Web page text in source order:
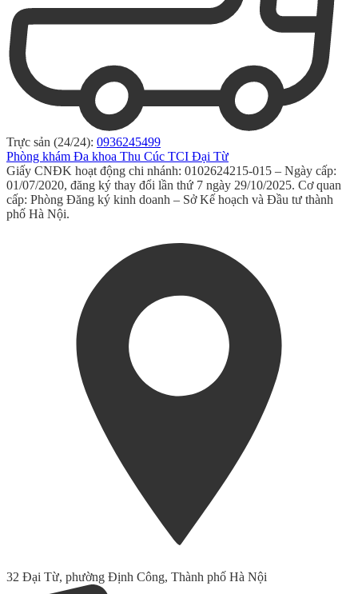
Trực sản (24/24): 0936245499
Phòng khám Đa khoa Thu Cúc TCI Đại Từ
Giấy CNĐK hoạt động chi nhánh: 0102624215-015 – Ngày cấp:
01/07/2020, đăng ký thay đổi lần thứ 7 ngày 29/10/2025. Cơ quan
cấp: Phòng Đăng ký kinh doanh – Sở Kế hoạch và Đầu tư thành
phố Hà Nội.
32 Đại Từ, phường Định Công, Thành phố Hà Nội